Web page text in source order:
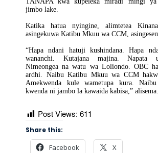
jimbo lake.
Katika hatua nyingine, alimtetea
asingekuwa Katibu Mkuu wa CCM,
“Hapa ndani hatuji kushindana. Hapa
wananchi. Kutajana majina. Napata
Nimeongea na watu wa Loliondo. OBC
ardhi. Naibu Katibu Mkuu wa CCM
Amekwenda kule wametupa kura.
kwenda ni jambo la kawaida kabisa,” alisema.
Post Views: 611
Share this:
Facebook X